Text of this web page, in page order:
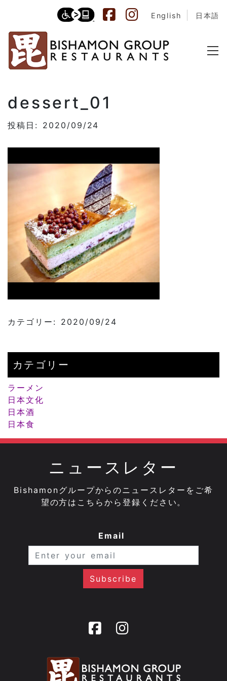
English 日本語
dessert_01
投稿日: 2020/09/24
カテゴリー: 2020/09/24
カテゴリー
ラーメン
日本文化
日本酒
日本食
ニュースレター
Bishamonグループからのニュースレターをご希
望の方はこちらから登録ください。
Email